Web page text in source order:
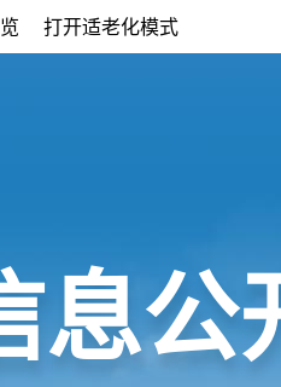
打开适老化模式
息公